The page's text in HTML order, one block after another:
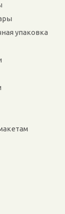
упаковка